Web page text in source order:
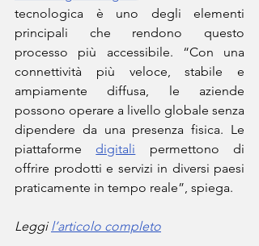
tecnologica è uno degli elementi
principali che rendono questo
processo più accessibile. “Con una
connettività più veloce, stabile e
ampiamente diffusa, le aziende
possono operare a livello globale senza
dipendere da una presenza fisica. Le
piattaforme digitali permettono di
offrire prodotti e servizi in diversi paesi
praticamente in tempo reale”, spiega.
Leggi l’articolo completo